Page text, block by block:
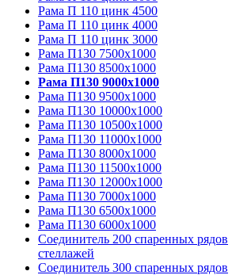
Рама П 110 цинк 4500
Рама П 110 цинк 4000
Рама П 110 цинк 3000
Рама П130 7500х1000
Рама П130 8500х1000
Рама П130 9000х1000
Рама П130 9500х1000
Рама П130 10000х1000
Рама П130 10500х1000
Рама П130 11000х1000
Рама П130 8000х1000
Рама П130 11500х1000
Рама П130 12000х1000
Рама П130 7000х1000
Рама П130 6500х1000
Рама П130 6000х1000
Соединитель 200 спаренных рядов
стеллажей
Соединитель 300 спаренных рядов